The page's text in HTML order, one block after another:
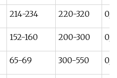
214-234 220-320
152-160 200-300
65-69 300-550